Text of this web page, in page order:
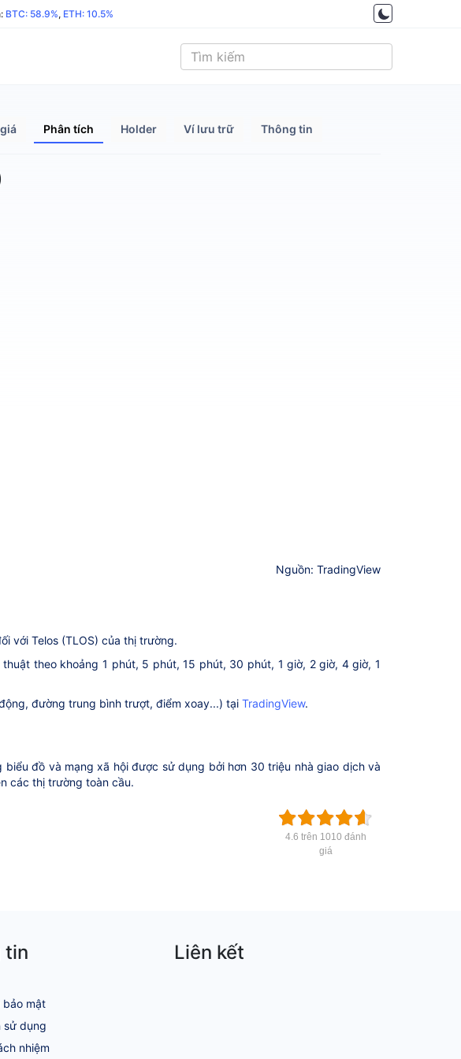
BTC: 58.9%, ETH: 10.5%
Phân tích Holder Ví lưu trữ Thông tin
Nguồn: TradingView
với Telos (TLOS) của thị trường.
theo khoảng 1 phút, 5 phút, 15 phút, 30 phút, 1 giờ, 2 giờ, 4 giờ, 1
đường trung bình trượt, điểm xoay...) tại TradingView.
biểu đồ và mạng xã hội được sử dụng bởi hơn 30 triệu nhà giao dịch và
các thị trường toàn cầu.
4.6 trên 1010 đánh
giá
tin
bảo mật
sử dụng
nhiệm
Liên kết